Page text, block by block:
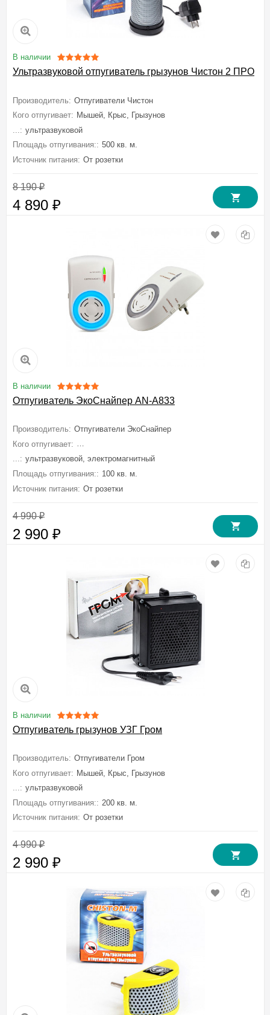
В наличии
Ультразвуковой отпугиватель грызунов Чистон 2 ПРО
Производитель: Отпугиватели Чистон
Кого отпугивает: Мышей, Крыс, Грызунов
...: ультразвуковой
Площадь отпугивания:: 500 кв. м.
Источник питания: От розетки
8 190₽
4 890 ₽
В наличии
Отпугиватель ЭкоСнайпер AN-A833
Производитель: Отпугиватели ЭкоСнайпер
Кого отпугивает: Мышей, Крыс, Грызунов, Тараканов, Муравьев,
...: ультразвуковой, электромагнитный
Площадь отпугивания:: 100 кв. м.
Источник питания: От розетки
4 990₽
2 990 ₽
В наличии
Отпугиватель грызунов УЗГ Гром
Производитель: Отпугиватели Гром
Кого отпугивает: Мышей, Крыс, Грызунов
...: ультразвуковой
Площадь отпугивания:: 200 кв. м.
Источник питания: От розетки
4 990₽
2 990 ₽